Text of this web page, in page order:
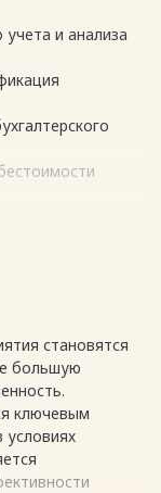
учета и анализа
«Александрия».
и
24
35
становятся
большую
ключевым